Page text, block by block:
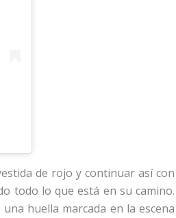
de rojo y continuar así con
todo lo que está en su camino.
huella marcada en la escena